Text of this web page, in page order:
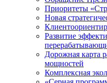
Приоритеты
Новая
Развитие
Дорожная карта
мощностей
Комплексная